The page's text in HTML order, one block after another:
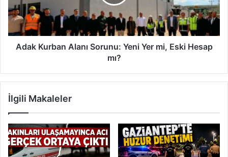
i
ö
l
S
r
r
d
e
r
b
a
r
u
n
Adak Kurban Alanı Sorunu: Yeni Yer mi, Eski Hesap
mı?
İlgili Makaleler